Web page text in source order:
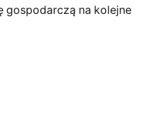
gospodarczą na kolejne